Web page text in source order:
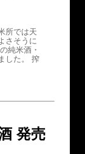
所では天
さそうに
純米酒・
した。 搾
発売